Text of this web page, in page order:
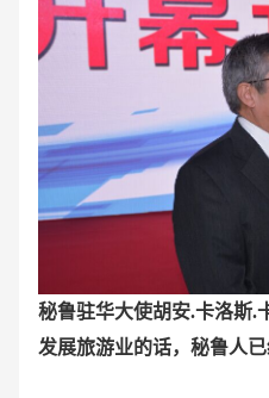
秘鲁驻华大使胡安.卡洛斯.
发展旅游业的话，秘鲁人已